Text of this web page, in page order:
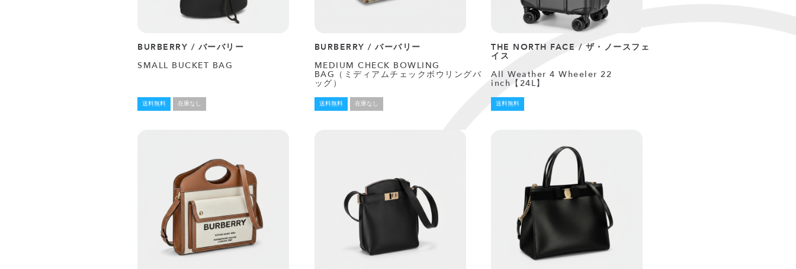
BURBERRY / バーバリー
SMALL BUCKET BAG
送料無料 在庫なし
BURBERRY / バーバリー
MEDIUM CHECK BOWLING
BAG（ミディアムチェックボウリングバ
ッグ）
送料無料 在庫なし
THE NORTH FACE / ザ・ノースフェ
イス
All Weather 4 Wheeler 22
inch【24L】
送料無料